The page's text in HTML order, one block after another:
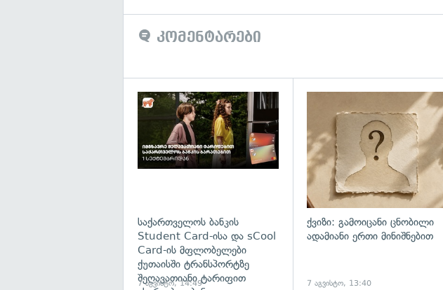
კომენტარები
საქართველოს ბანკის
Student Card-ისა და sCool
Card-ის მფლობელები
ქუთაისში ტრანსპორტზე
შეღავათიანი ტარიფით
7 აგვისტო, 14:49
ქვიზი: გამოიცანი ცნობილი
ადამიანი ერთი მინიშნებით
7 აგვისტო, 13:40